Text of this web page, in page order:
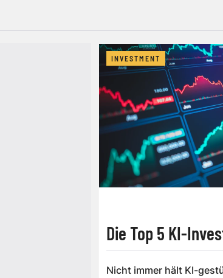
INVESTMENT
Die Top 5 KI-
Nicht immer hält KI-